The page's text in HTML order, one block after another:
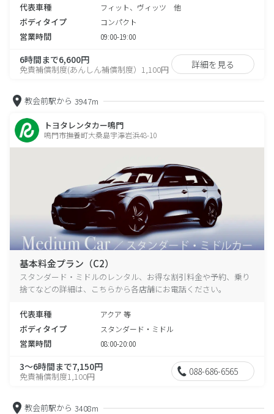
代表車種 フィット、ヴィッツ 他
ボディタイプ コンパクト
営業時間 09:00-19:00
6時間まで6,600円
免責補償制度(あんしん補償制度）1,100円 詳細を見る
教会前駅から 3947m
トヨタレンタカー鳴門
鳴門市撫養町大桑島宇濘岩浜48-10
基本料金プラン（C2）
スタンダード・ミドルのレンタル、お得な割引料金や予約、乗り
捨てなどの詳細は、こちらから各店舗にお電話ください。
代表車種 アクア 等
ボディタイプ スタンダード・ミドル
営業時間 08:00-20:00
3～6時間まで7,150円
免責補償制度1,100円 088-686-6565
教会前駅から 3408m